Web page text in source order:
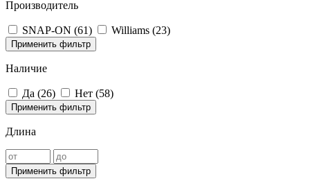
Производитель
SNAP-ON (61) Williams (23)
Применить фильтр
Наличие
Да (26) Нет (58)
Применить фильтр
Длина
Применить фильтр